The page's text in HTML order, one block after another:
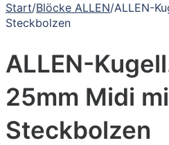
Start/Blöcke ALLEN/ALLEN-
Steckbolzen
ALLEN-
25mm Midi
Steckbolzen